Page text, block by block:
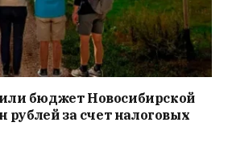
бюджет Новосибирской
рублей за счет налоговых